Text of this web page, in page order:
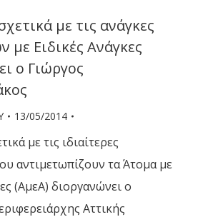
με τις ανάγκες
με Ειδικές Ανάγκες
ο Γιώργος
13/05/2014
με τις ιδιαίτερες
αντιμετωπίζουν τα Άτομα με
(ΑμεΑ) διοργανώνει ο
Αττικής